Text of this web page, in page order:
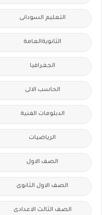
التعليم السودانى
الثانويةالعامة
الجغرافيا
الحاسب الالى
الدبلومات الفنية
الرياضيات
الصف الاول
الصف الاول الثانوى
الصف الثالث الاعدادى